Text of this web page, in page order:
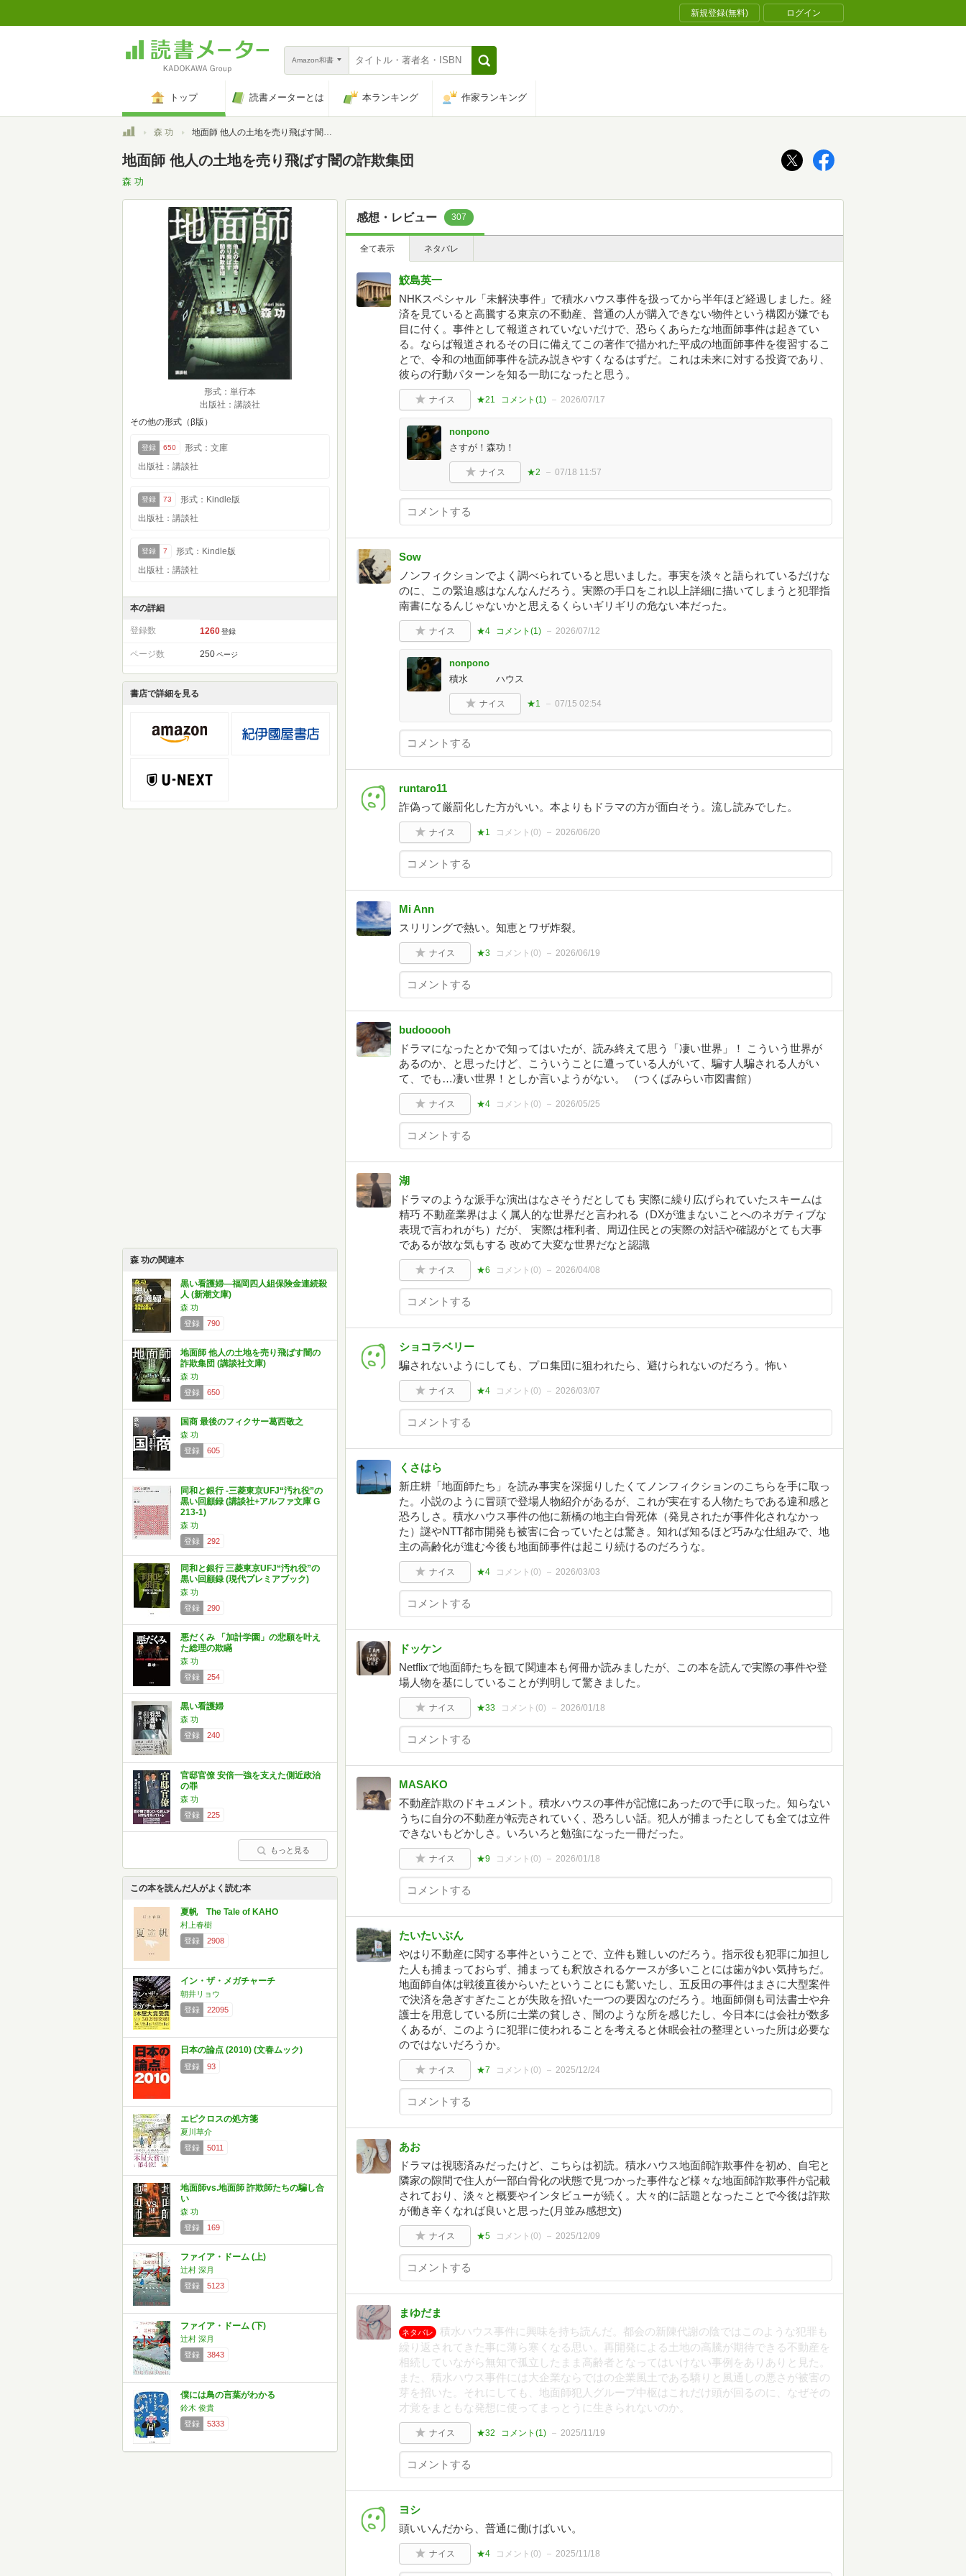
新規登録(無料) ログイン
Amazon和書
トップ 読書メーターとは 本ランキング 作家ランキング
トップ森 功 地面師 他人の土地を売り飛ばす闇の詐欺集団
地面師 他人の土地を売り飛ばす闇の詐欺集団
森 功
形式：単行本
出版社：講談社
その他の形式（β版）
登録 650
形式：文庫
出版社：講談社
登録 73
形式：Kindle版
出版社：講談社
登録 7
形式：Kindle版
出版社：講談社
本の詳細
登録数 1260 登録
ページ数 250 ページ
書店で詳細を見る
森 功の関連本
黒い看護婦―福岡四人組保険金連続殺
人 (新潮文庫)
森 功
登録
790
地面師 他人の土地を売り飛ばす闇の
詐欺集団 (講談社文庫)
森 功
登録
650
国商 最後のフィクサー葛西敬之
森 功
登録
605
同和と銀行 -三菱東京UFJ“汚れ役”の
黒い回顧録 (講談社+アルファ文庫 G
213-1)
森 功
登録
292
同和と銀行 三菱東京UFJ“汚れ役”の
黒い回顧録 (現代プレミアブック)
森 功
登録
290
悪だくみ 「加計学園」の悲願を叶え
た総理の欺瞞
森 功
登録
254
黒い看護婦
森 功
登録
240
官邸官僚 安倍一強を支えた側近政治
の罪
森 功
登録
225
もっと見る
この本を読んだ人がよく読む本
夏帆 The Tale of KAHO
村上春樹
登録
2908
イン・ザ・メガチャーチ
朝井リョウ
登録
22095
日本の論点 (2010) (文春ムック)
登録 93
エピクロスの処方箋
夏川草介
登録
5011
地面師vs.地面師 詐欺師たちの騙し合
い
森 功
登録
169
ファイア・ドーム (上)
辻村 深月
登録
5123
ファイア・ドーム (下)
辻村 深月
登録
3843
僕には鳥の言葉がわかる
鈴木 俊貴
登録
5333
感想・レビュー 307
全て表示 ネタバレ
鮫島英一
NHKスペシャル「未解決事件」で積水ハウス事件を扱ってから半年ほど経過しました。経
済を見ていると高騰する東京の不動産、普通の人が購入できない物件という構図が嫌でも
目に付く。事件として報道されていないだけで、恐らくあらたな地面師事件は起きてい
る。ならば報道されるその日に備えてこの著作で描かれた平成の地面師事件を復習するこ
とで、令和の地面師事件を読み説きやすくなるはずだ。これは未来に対する投資であり、
彼らの行動パターンを知る一助になったと思う。
ナイス ★21 コメント(1) 2026/07/17
nonpono
さすが！森功！
ナイス ★2 07/18 11:57
Sow
ノンフィクションでよく調べられていると思いました。事実を淡々と語られているだけな
のに、この緊迫感はなんなんだろう。実際の手口をこれ以上詳細に描いてしまうと犯罪指
南書になるんじゃないかと思えるくらいギリギリの危ない本だった。
ナイス ★4 コメント(1) 2026/07/12
nonpono
積水 ハウス
ナイス ★1 07/15 02:54
runtaro11
詐偽って厳罰化した方がいい。本よりもドラマの方が面白そう。流し読みでした。
ナイス ★1 コメント(0) 2026/06/20
Mi Ann
スリリングで熱い。知恵とワザ炸裂。
ナイス ★3 コメント(0) 2026/06/19
budooooh
ドラマになったとかで知ってはいたが、読み終えて思う「凄い世界」！ こういう世界が
あるのか、と思ったけど、こういうことに遭っている人がいて、騙す人騙される人がい
て、でも…凄い世界！としか言いようがない。 （つくばみらい市図書館）
ナイス ★4 コメント(0) 2026/05/25
湖
ドラマのような派手な演出はなさそうだとしても 実際に繰り広げられていたスキームは
精巧 不動産業界はよく属人的な世界だと言われる（DXが進まないことへのネガティブな
表現で言われがち）だが、 実際は権利者、周辺住民との実際の対話や確認がとても大事
であるが故な気もする 改めて大変な世界だなと認識
ナイス ★6 コメント(0) 2026/04/08
ショコラベリー
騙されないようにしても、プロ集団に狙われたら、避けられないのだろう。怖い
ナイス ★4 コメント(0) 2026/03/07
くさはら
新庄耕「地面師たち」を読み事実を深掘りしたくてノンフィクションのこちらを手に取っ
た。小説のように冒頭で登場人物紹介があるが、これが実在する人物たちである違和感と
恐ろしさ。積水ハウス事件の他に新橋の地主白骨死体（発見されたが事件化されなかっ
た）謎やNTT都市開発も被害に合っていたとは驚き。知れば知るほど巧みな仕組みで、地
主の高齢化が進む今後も地面師事件は起こり続けるのだろうな。
ナイス ★4 コメント(0) 2026/03/03
ドッケン
Netflixで地面師たちを観て関連本も何冊か読みましたが、この本を読んで実際の事件や登
場人物を基にしていることが判明して驚きました。
ナイス ★33 コメント(0) 2026/01/18
MASAKO
不動産詐欺のドキュメント。積水ハウスの事件が記憶にあったので手に取った。知らない
うちに自分の不動産が転売されていく、恐ろしい話。犯人が捕まったとしても全ては立件
できないもどかしさ。いろいろと勉強になった一冊だった。
ナイス ★9 コメント(0) 2026/01/18
たいたいぶん
やはり不動産に関する事件ということで、立件も難しいのだろう。指示役も犯罪に加担し
た人も捕まっておらず、捕まっても釈放されるケースが多いことには歯がゆい気持ちだ。
地面師自体は戦後直後からいたということにも驚いたし、五反田の事件はまさに大型案件
で決済を急ぎすぎたことが失敗を招いた一つの要因なのだろう。地面師側も司法書士や弁
護士を用意している所に士業の貧しさ、闇のような所を感じたし、今日本には会社が数多
くあるが、このように犯罪に使われることを考えると休眠会社の整理といった所は必要な
のではないだろうか。
ナイス ★7 コメント(0) 2025/12/24
あお
ドラマは視聴済みだったけど、こちらは初読。積水ハウス地面師詐欺事件を初め、自宅と
隣家の隙間で住人が一部白骨化の状態で見つかった事件など様々な地面師詐欺事件が記載
されており、淡々と概要やインタビューが続く。大々的に話題となったことで今後は詐欺
が働き辛くなれば良いと思った(月並み感想文)
ナイス ★5 コメント(0) 2025/12/09
まゆだま
ネタバレ
積水ハウス事件に興味を持ち読んだ。都会の新陳代謝の陰ではこのような犯罪も
繰り返されてきた事に薄ら寒くなる思い。再開発による土地の高騰が期待できる不動産を
相続していながら無知で孤立したまま高齢者となってはいけない事例をありありと見た。
また、積水ハウス事件には大企業ならではの企業風土である驕りと風通しの悪さが被害の
芽を招いた。それにしても、地面師犯人グループ中枢はこれだけ頭が回るのに、なぜその
才覚をまともな発想に使ってまっとうに生きられないのか。
ナイス ★32 コメント(1) 2025/11/19
ヨシ
頭いいんだから、普通に働けばいい。
ナイス ★4 コメント(0) 2025/11/18